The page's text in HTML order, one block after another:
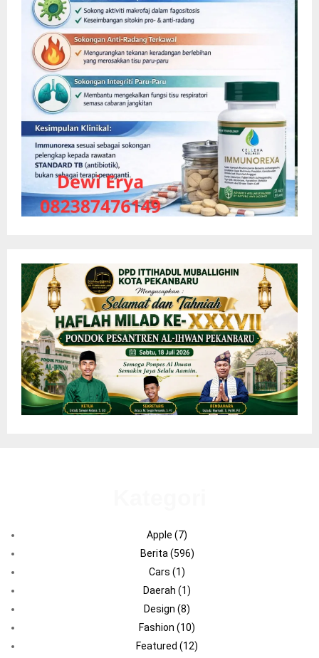
Apple (7)
Berita (596)
Cars (1)
Daerah (1)
Design (8)
Fashion (10)
Featured (12)